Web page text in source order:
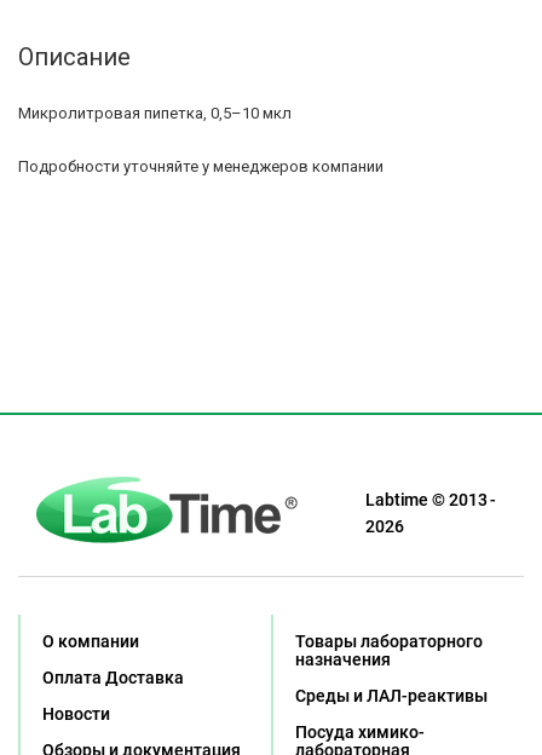
Описание
Микролитровая пипетка, 0,5–10 мкл
Подробности уточняйте у менеджеров компании
Labtime © 2013 -
2026
О компании
Оплата Доставка
Новости
Обзоры и документация
Товары лабораторного
назначения
Среды и ЛАЛ-реактивы
Посуда химико-
лабораторная